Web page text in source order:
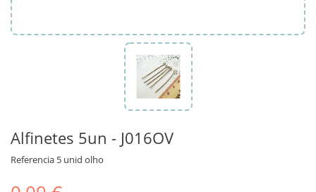
Alfinetes 5un - J016OV
Referencia 5 unid olho